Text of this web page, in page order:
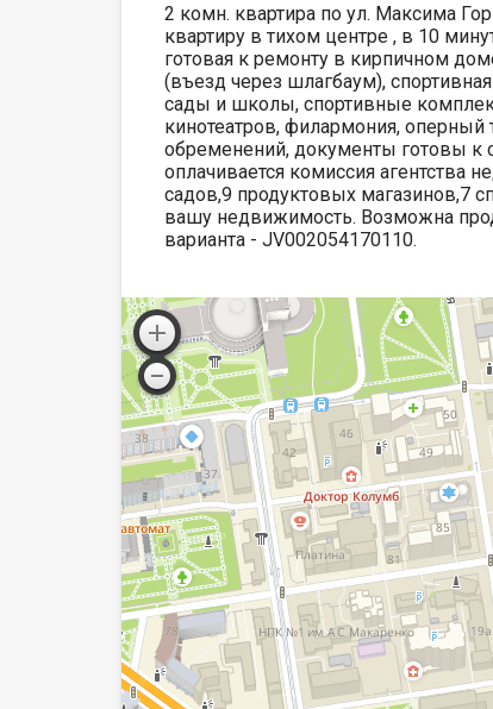
2 комн. квартира по ул. Максима
квартиру в тихом центре , в 10
готовая к ремонту в кирпичном
(въезд через шлагбаум),
сады и школы, спортивные
кинотеатров, филармония, оперный
обременений, документы готовы к
оплачивается комиссия агентства
садов,9 продуктовых магазинов,7
вашу недвижимость. Возможна
варианта - JV002054170110.